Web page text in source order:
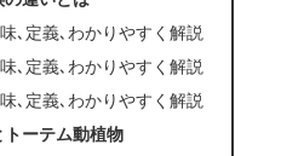
､定義､わかりやすく解説
､定義､わかりやすく解説
､定義､わかりやすく解説
トーテム動植物